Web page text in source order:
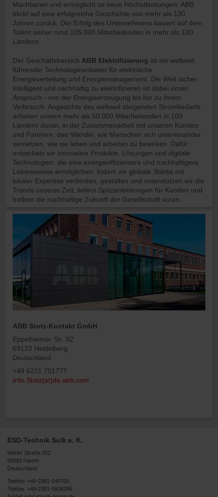
Machbaren und ermöglicht so neue Höchstleistungen. ABB
blickt auf eine erfolgreiche Geschichte von mehr als 130
Jahren zurück. Der Erfolg des Unternehmens basiert auf dem
Talent seiner rund 105.000 Mitarbeitenden in mehr als 100
Ländern.
Der Geschäftsbereich ABB Elektrifizierung ist ein weltweit
führender Technologieanbieter für elektrische
Energieverteilung und Energiemanagement. Die Welt sicher,
intelligent und nachhaltig zu elektrifizieren ist dabei unser
Anspruch - von der Energieerzeugung bis hin zu ihrem
Verbrauch. Angesichts des weltweit steigenden Strombedarfs
arbeiten unsere mehr als 50.000 Mitarbeitenden in 100
Ländern daran, in der Zusammenarbeit mit unseren Kunden
und Partnern, den Wandel, wie Menschen sich untereinander
vernetzen, wie sie leben und arbeiten zu bewirken. Dafür
entwickeln wir innovative Produkte, Lösungen und digitale
Technologien, die eine energieeffizientere und nachhaltigere
Lebensweise ermöglichen. Indem wir globale Stärke mit
lokaler Expertise verbinden, gestalten und unterstützen wir die
Trends unserer Zeit, liefern Spitzenleistungen für Kunden und
treiben die nachhaltige Zukunft der Gesellschaft voran.
ABB Stotz-Kontakt GmbH
Eppelheimer Str. 82
69123 Heidelberg
Deutschland
+49 6221 701777
Info.Stotz(at)de.abb.com
ESD-Technik Sulk e. K.
Werler Straße 202
59063 Hamm
Deutschland
Telefon: +49-2381-540700
Telefax: +49-2381-6608286